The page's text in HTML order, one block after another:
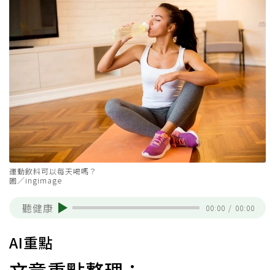
運動飲料可以每天喝嗎？
圖／ingimage
聽健康 00:00 / 00:00
AI重點